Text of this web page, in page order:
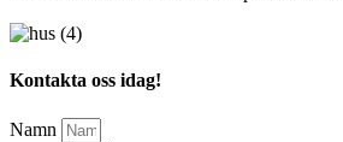
Kontakta oss idag!
Namn